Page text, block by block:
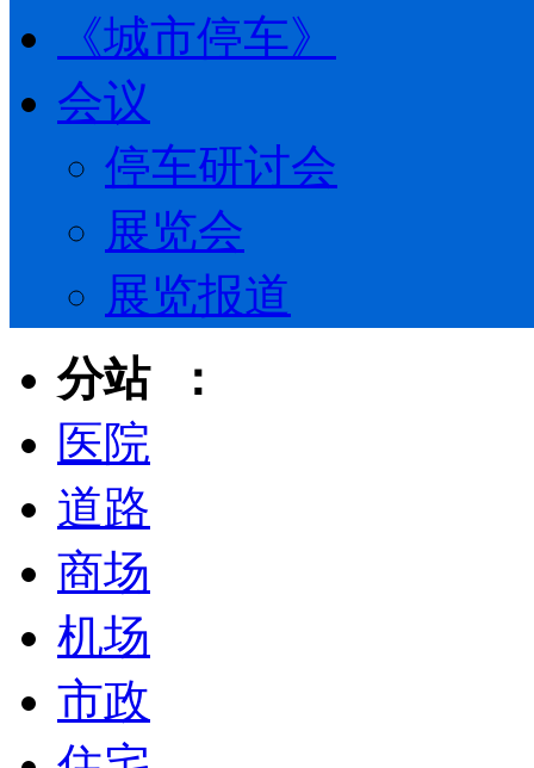
《城市停车》
会议
停车研讨会
展览会
展览报道
分站 ：
医院
道路
商场
机场
市政